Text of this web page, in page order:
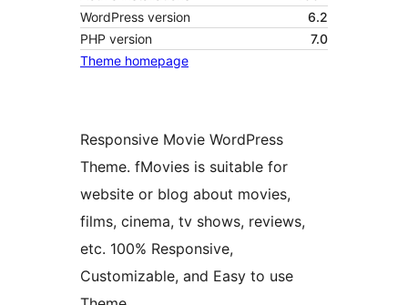
WordPress version
6.2
PHP version
7.0
Theme homepage
Responsive Movie WordPress
Theme. fMovies is suitable for
website or blog about movies,
films, cinema, tv shows, reviews,
etc. 100% Responsive,
Customizable, and Easy to use